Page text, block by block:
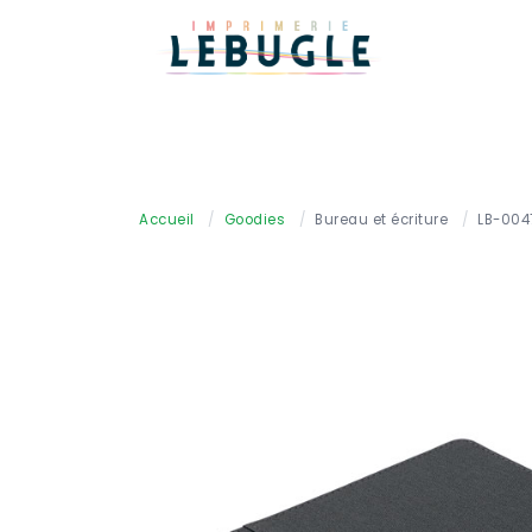
Accueil / Goodies / Bureau et écriture / LB-